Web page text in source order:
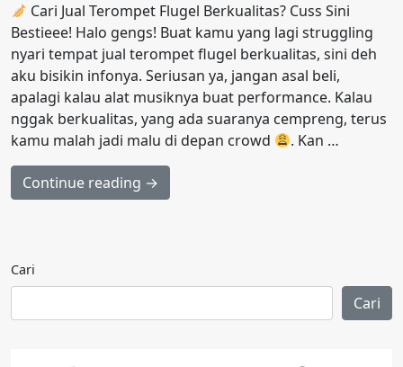
Cari Jual Terompet Flugel Berkualitas? Cuss Sini
Bestieee! Halo gengs! Buat kamu yang lagi struggling
nyari tempat jual terompet flugel berkualitas, sini deh
aku bisikin infonya. Seriusan ya, jangan asal beli,
apalagi kalau alat musiknya buat performance. Kalau
nggak berkualitas, yang ada suaranya cempreng, terus
kamu malah jadi malu di depan crowd
. Kan …
Continue reading →
Cari
Cari